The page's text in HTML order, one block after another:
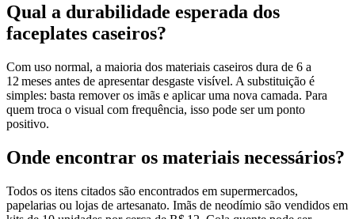
Qual a durabilidade esperada dos
faceplates caseiros?
Com uso normal, a maioria dos materiais caseiros dura de 6 a
12 meses antes de apresentar desgaste visível. A substituição é
simples: basta remover os imãs e aplicar uma nova camada. Para
quem troca o visual com frequência, isso pode ser um ponto
positivo.
Onde encontrar os materiais necessários?
Todos os itens citados são encontrados em supermercados,
papelarias ou lojas de artesanato. Imãs de neodímio são vendidos em